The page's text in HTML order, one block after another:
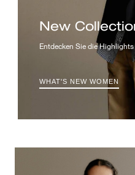
New
Entdecken Sie die
WHAT'S NEW WOMEN